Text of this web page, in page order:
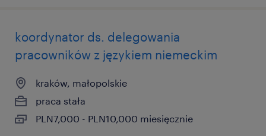
koordynator ds. delegowania
pracowników z językiem niemeckim
kraków, małopolskie
praca stała
PLN7,000 - PLN10,000 miesięcznie